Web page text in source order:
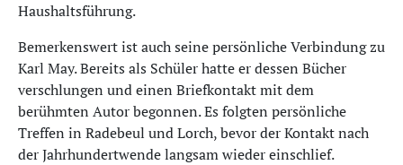
Haushaltsführung.
Bemerkenswert ist auch seine persönliche Verbindung zu
Karl May. Bereits als Schüler hatte er dessen Bücher
verschlungen und einen Briefkontakt mit dem
berühmten Autor begonnen. Es folgten persönliche
Treffen in Radebeul und Lorch, bevor der Kontakt nach
der Jahrhundertwende langsam wieder einschlief.